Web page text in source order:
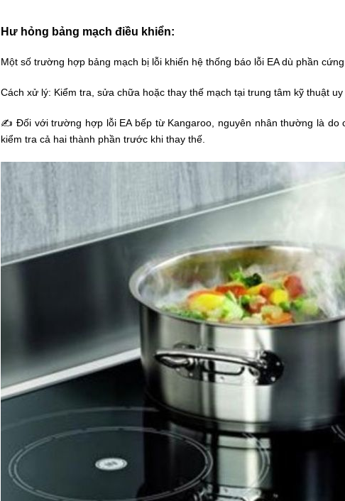
Hư hỏng bảng mạch điều khiển:
Một số trường hợp bảng mạch bị lỗi khiến hệ thống báo lỗi EA dù phần cứng
Cách xử lý: Kiểm tra, sửa chữa hoặc thay thế mạch tại trung tâm kỹ thuật uy
✍ Đối với trường hợp lỗi EA bếp từ Kangaroo , nguyên nhân thường là
kiểm tra cả hai thành phần trước khi thay thế.